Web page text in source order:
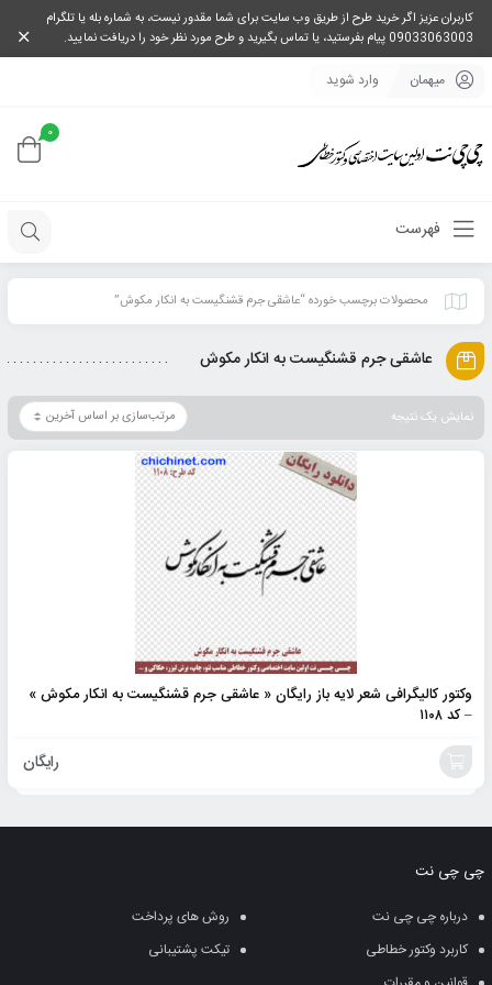
کاربران عزیز اگر خرید طرح از طریق وب سایت برای شما مقدور نیست، به شماره بله یا تلگرام
09033063003 پیام بفرستید، یا تماس بگیرید و طرح مورد نظر خود را دریافت نمایید.
میهمان وارد شوید
0
فهرست
محصولات برچسب خورده “عاشقی جرم قشنگیست به انکار مکوش”
عاشقی جرم قشنگیست به انکار مکوش
نمایش یک نتیجه
وکتور کالیگرافی شعر لایه باز رایگان « عاشقی جرم قشنگیست به انکار مکوش »
– کد ۱۱۰۸
رایگان
سبد
چی چی نت
درباره چی چی نت
روش های پرداخت
کاربرد وکتور خطاطی
تیکت پشتیبانی